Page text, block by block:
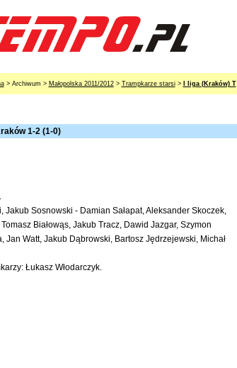
> Archiwum > Małopolska 2011/2012> Trampkarze starsi> I liga (Kraków) T
1-2 (1-0)
Jakub Sosnowski - Damian Sałapat, Aleksander Skoczek,
Białowąs, Jakub Tracz, Dawid Jazgar, Szymon
Jan Watt, Jakub Dąbrowski, Bartosz Jędrzejewski, Michał
Łukasz Włodarczyk.